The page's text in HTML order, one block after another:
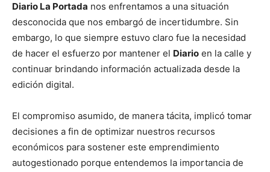
Diario La Portada nos enfrentamos a una situación
desconocida que nos embargó de incertidumbre. Sin
embargo, lo que siempre estuvo claro fue la necesidad
de hacer el esfuerzo por mantener el Diario en la calle y
continuar brindando información actualizada desde la
edición digital.
El compromiso asumido, de manera tácita, implicó tomar
decisiones a fin de optimizar nuestros recursos
económicos para sostener este emprendimiento
autogestionado porque entendemos la importancia de